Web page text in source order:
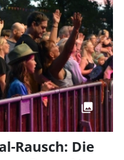
Rausch: Die